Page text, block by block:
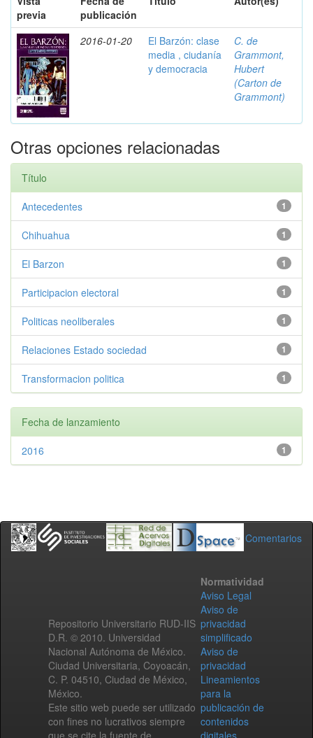
previa
publicación
2016-01-20
El Barzón: clase
media , ciudanía
y democracia
C. de
Grammont,
Hubert
(Carton de
Grammont)
Otras opciones relacionadas
Título
1
Antecedentes
1
Chihuahua
1
El Barzon
1
Participacion electoral
1
Politicas neoliberales
1
Relaciones Estado sociedad
1
Transformacion politica
Fecha de lanzamiento
1
2016
Comentarios
Repositorio Universitario RUD-IIS
D.R. © 2010. Universidad
Nacional Autónoma de México.
Ciudad Universitaria, Coyoacán,
C. P. 04510, Ciudad de México,
México.
Este sitio web puede ser utilizado
con fines no lucrativos siempre
que se cite la fuente de
Normatividad
Aviso Legal
Aviso de
privacidad
simplificado
Aviso de
privacidad
Lineamientos
para la
publicación de
contenidos
digitales